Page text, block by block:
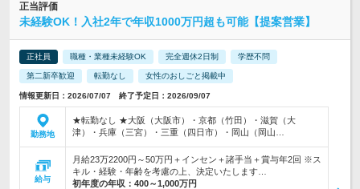
正当評価
未経験OK！入社2年で年収1000万円超も可能【提案営業】
正社員 職種・業種未経験OK 完全週休2日制 学歴不問
第二新卒歓迎 転勤なし 女性のおしごと掲載中
情報更新日：2026/07/07 終了予定日：2026/09/07
勤務地
★転勤なし ★大阪（大阪市）・京都（竹田）・滋賀（大
津）・兵庫（三宮）・三重（四日市）・岡山（岡山…
給与
月給23万2200円～50万円＋インセン＋諸手当＋賞与年2回 ※ス
キル・経験・年齢を考慮の上、決定いたします…
初年度の年収： 400～1,000万円